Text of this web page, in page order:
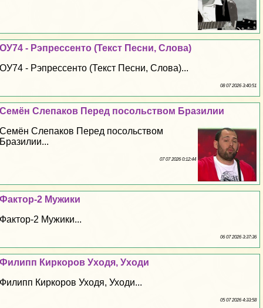
ОУ74 - Рэпрессенто (Текст Песни, Слова)
ОУ74 - Рэпрессенто (Текст Песни, Слова)...
08 07 2026 3:40:51
Семён Слепаков Перед посольством Бразилии
Семён Слепаков Перед посольством
Бразилии...
07 07 2026 0:12:44
Фактор-2 Мужики
Фактор-2 Мужики...
06 07 2026 3:37:36
Филипп Киркоров Уходя, Уходи
Филипп Киркоров Уходя, Уходи...
05 07 2026 4:33:58